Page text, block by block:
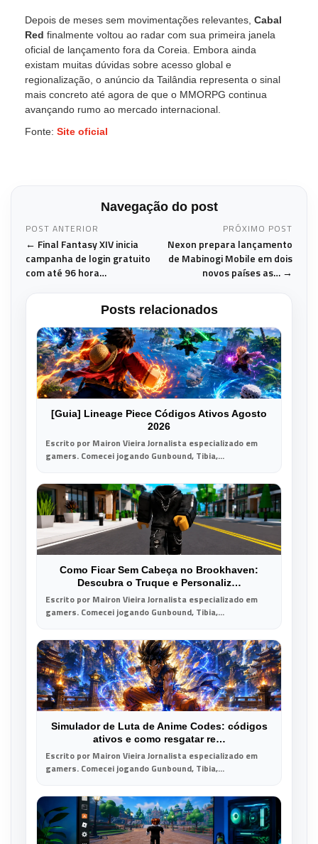
Depois de meses sem movimentações relevantes, Cabal
Red finalmente voltou ao radar com sua primeira janela
oficial de lançamento fora da Coreia. Embora ainda
existam muitas dúvidas sobre acesso global e
regionalização, o anúncio da Tailândia representa o sinal
mais concreto até agora de que o MMORPG continua
avançando rumo ao mercado internacional.
Fonte: Site oficial
Navegação do post
POST ANTERIOR
← Final Fantasy XIV inicia
campanha de login gratuito
com até 96 hora…
PRÓXIMO POST
Nexon prepara lançamento
de Mabinogi Mobile em dois
novos países as… →
Posts relacionados
[Guia] Lineage Piece Códigos Ativos Agosto
2026
Escrito por Mairon Vieira Jornalista especializado em
gamers. Comecei jogando Gunbound, Tibia,...
Como Ficar Sem Cabeça no Brookhaven:
Descubra o Truque e Personaliz…
Escrito por Mairon Vieira Jornalista especializado em
gamers. Comecei jogando Gunbound, Tibia,...
Simulador de Luta de Anime Codes: códigos
ativos e como resgatar re…
Escrito por Mairon Vieira Jornalista especializado em
gamers. Comecei jogando Gunbound, Tibia,...